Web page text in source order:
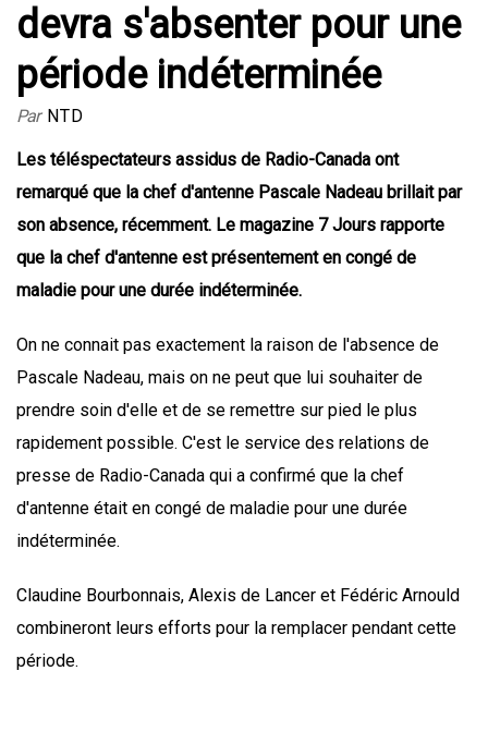
devra s'absenter pour une
période indéterminée
Par NTD
Les téléspectateurs assidus de Radio-Canada ont
remarqué que la chef d'antenne Pascale Nadeau brillait par
son absence, récemment. Le magazine 7 Jours rapporte
que la chef d'antenne est présentement en congé de
maladie pour une durée indéterminée.
On ne connait pas exactement la raison de l'absence de
Pascale Nadeau, mais on ne peut que lui souhaiter de
prendre soin d'elle et de se remettre sur pied le plus
rapidement possible. C'est le service des relations de
presse de Radio-Canada qui a confirmé que la chef
d'antenne était en congé de maladie pour une durée
indéterminée.
Claudine Bourbonnais, Alexis de Lancer et Fédéric Arnould
combineront leurs efforts pour la remplacer pendant cette
période.